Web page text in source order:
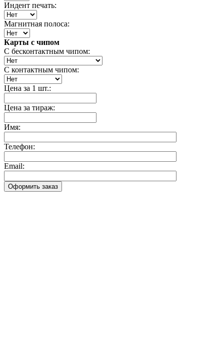
Индент печать:
Магнитная полоса:
Карты с чипом
С бесконтактным чипом:
С контактным чипом:
Цена за 1 шт.:
Цена за тираж:
Имя:
Телефон:
Email:
Оформить заказ